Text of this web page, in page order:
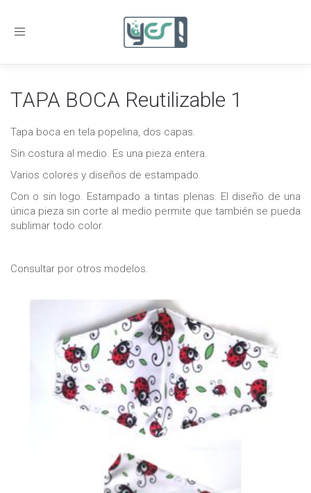
Toggle
TAPA BOCA Reutilizable 1
Tapa boca en tela popelina, dos capas.
Sin costura al medio. Es una pieza entera.
Varios colores y diseños de estampado.
Con o sin logo. Estampado a tintas plenas. El diseño de una
única pieza sin corte al medio permite que también se pueda
sublimar todo color.
Consultar por otros modelos.